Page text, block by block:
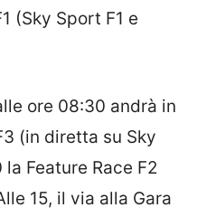
(Sky Sport F1 e
ore 08:30 andrà in
(in diretta su Sky
Feature Race F2
15, il via alla Gara